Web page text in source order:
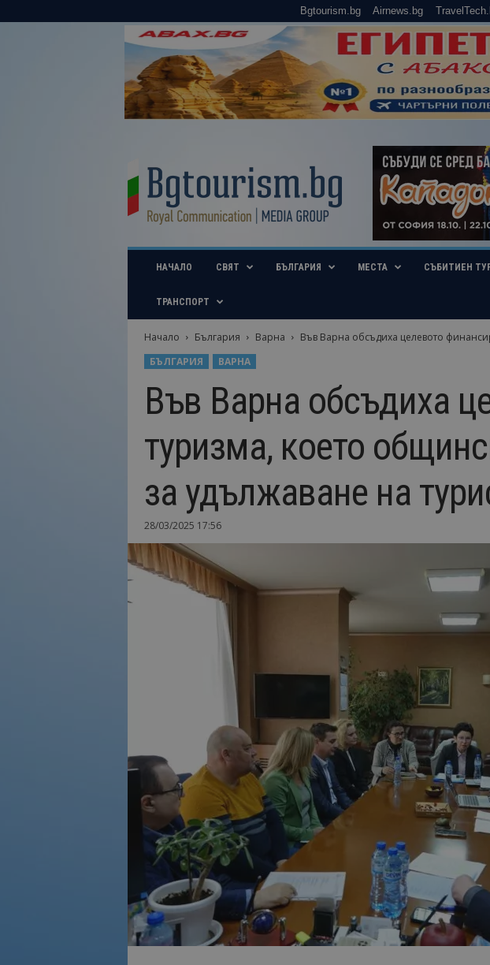
Bgtourism.bg Airnews.bg
u
i
b
т
т
у
НАЧАЛО СВЯТ БЪЛГАРИЯ МЕСТА СЪБИТИЕН
ТРАНСПОРТ
Начало България Варна
Във Варна обсъдиха целевото
БЪЛГАРИЯ
ВАРНА
Във Варна обсъдиха
туризма, което
за удължаване на
28/03/2025 17:56